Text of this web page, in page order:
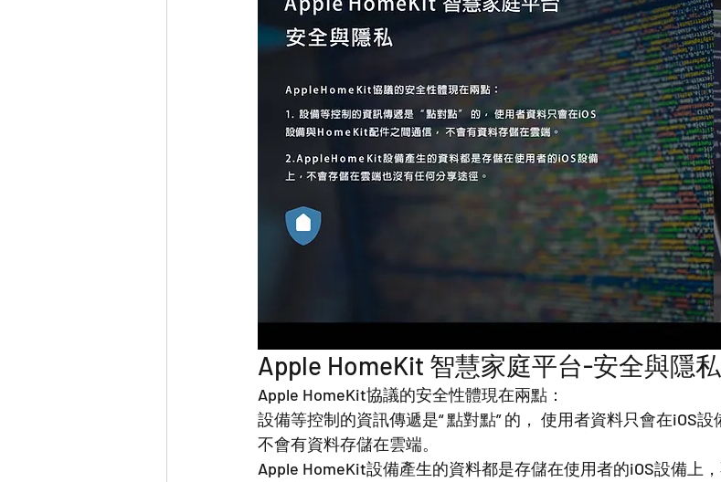
Apple HomeKit 智慧家庭平台-安全與隱私
Apple HomeKit協議的安全性體現在兩點：
設備等控制的資訊傳遞是“ 點對點” 的， 使用者資料只會在iOS
不會有資料存儲在雲端。
Apple HomeKit設備產生的資料都是存儲在使用者的iOS設備上